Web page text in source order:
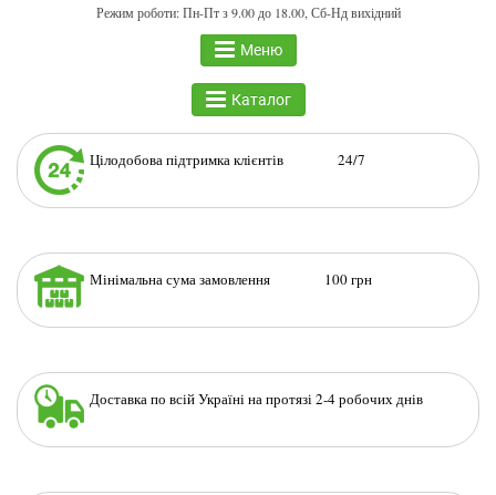
Режим роботи: Пн-Пт з 9.00 до 18.00, Сб-Нд вихідний
Меню
Каталог
Цілодобова підтримка клієнтів 24/7
Мінімальна сума замовлення 100 грн
Доставка по всій Україні на протязі 2-4 робочих днів